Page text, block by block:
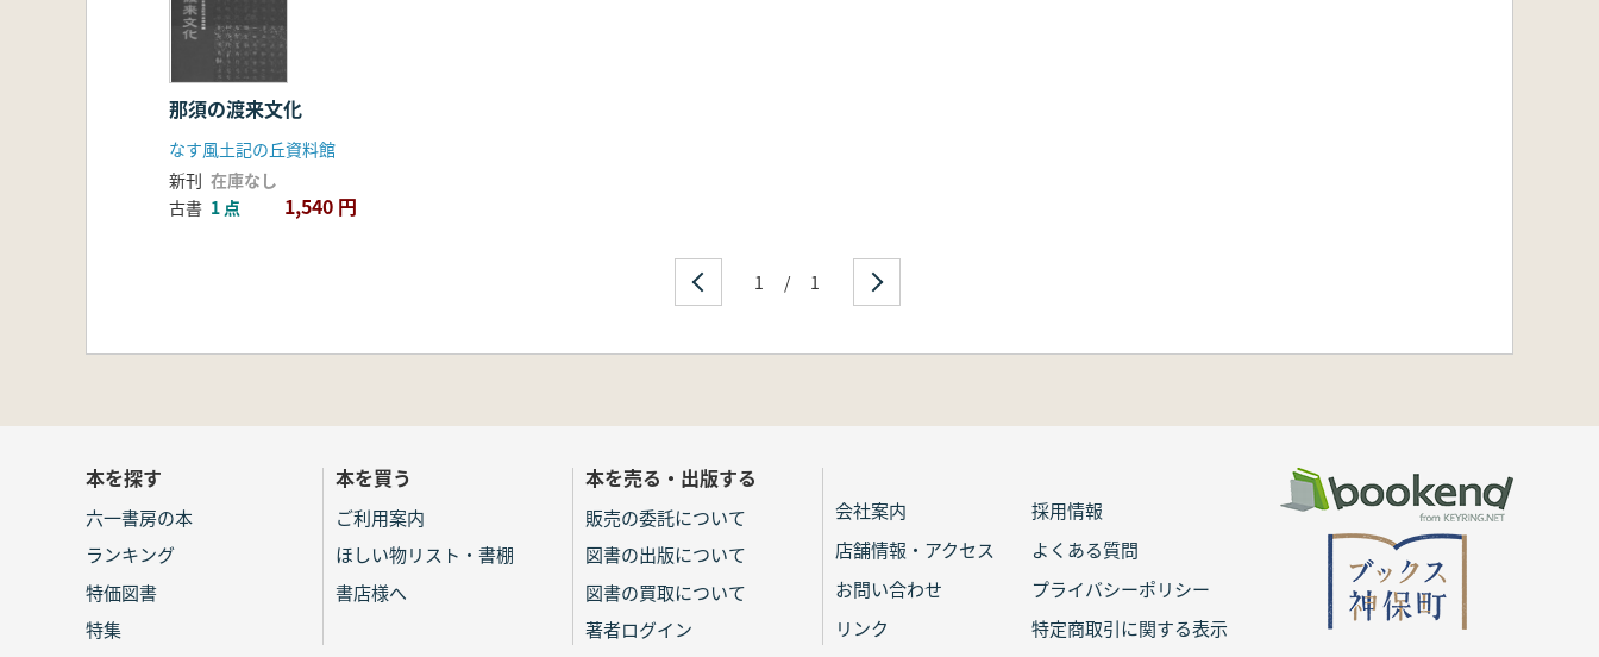
那須の渡来文化
なす風土記の丘資料館
新刊 在庫なし
古書 1 点 1,540 円
1 / 1
本を探す
六一書房の本
ランキング
特価図書
特集
本を買う
ご利用案内
ほしい物リスト・書棚
書店様へ
本を売る・出版する
販売の委託について
図書の出版について
図書の買取について
著者ログイン
会社案内
採用情報
店舗情報・アクセス
よくある質問
お問い合わせ
プライバシーポリシー
リンク
特定商取引に関する表示